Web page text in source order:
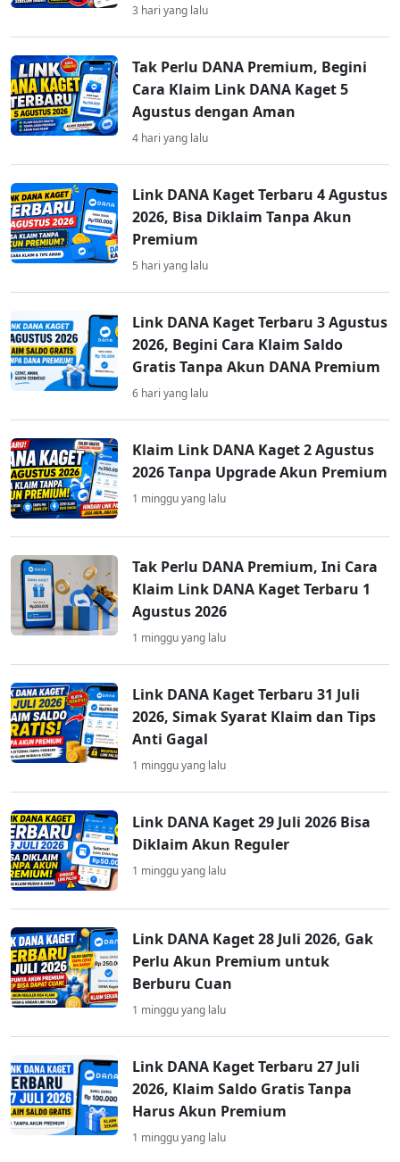
3 hari yang lalu
Tak Perlu DANA Premium, Begini
Cara Klaim Link DANA Kaget 5
Agustus dengan Aman
4 hari yang lalu
Link DANA Kaget Terbaru 4 Agustus
2026, Bisa Diklaim Tanpa Akun
Premium
5 hari yang lalu
Link DANA Kaget Terbaru 3 Agustus
2026, Begini Cara Klaim Saldo
Gratis Tanpa Akun DANA Premium
6 hari yang lalu
Klaim Link DANA Kaget 2 Agustus
2026 Tanpa Upgrade Akun Premium
1 minggu yang lalu
Tak Perlu DANA Premium, Ini Cara
Klaim Link DANA Kaget Terbaru 1
Agustus 2026
1 minggu yang lalu
Link DANA Kaget Terbaru 31 Juli
2026, Simak Syarat Klaim dan Tips
Anti Gagal
1 minggu yang lalu
Link DANA Kaget 29 Juli 2026 Bisa
Diklaim Akun Reguler
1 minggu yang lalu
Link DANA Kaget 28 Juli 2026, Gak
Perlu Akun Premium untuk
Berburu Cuan
1 minggu yang lalu
Link DANA Kaget Terbaru 27 Juli
2026, Klaim Saldo Gratis Tanpa
Harus Akun Premium
1 minggu yang lalu